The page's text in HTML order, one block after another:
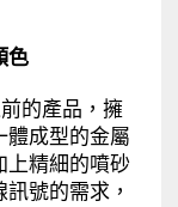
色
的產品，擁
體成型的金屬
上精細的噴砂
號的需求，